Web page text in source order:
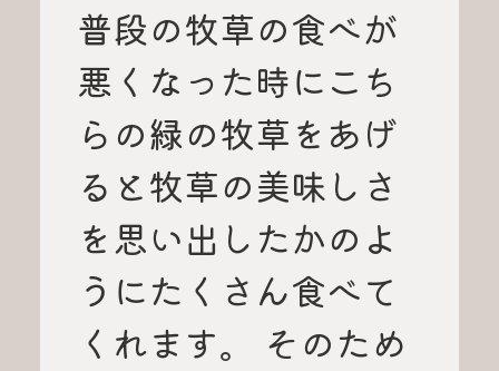
普段の牧草の食べが
悪くなった時にこち
らの緑の牧草をあげ
ると牧草の美味しさ
を思い出したかのよ
うにたくさん食べて
くれます。 そのため